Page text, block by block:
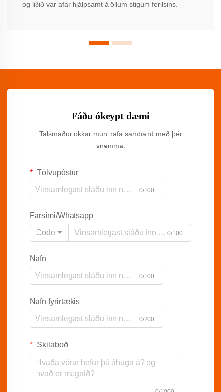
og liðið var afar hjálpsamt á öllum stigum ferilsins.
Fáðu ókeypt dæmi
Talsmaður okkar mun hafa samband með þér
snemma.
Tölvupóstur
0/100
Farsími/Whatsapp
Code
0/100
Nafn
0/100
Nafn fyrirtækis
0/200
Skilaboð